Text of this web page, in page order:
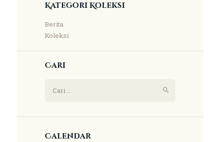
Kategori Koleksi
Berita
Koleksi
Cari
Calendar